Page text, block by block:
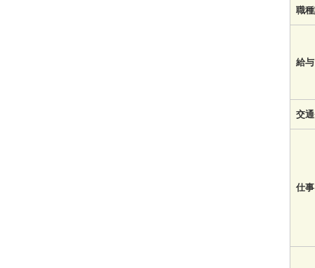
職
給与
交
仕